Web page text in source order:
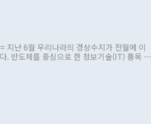
치지 않은 사안을 정책으로 추진하겠다고 공
구상'이라는 비판을 내놨다. 그동안 정 장
의를 빚은 적은 여러 번 있지만 대통령과 유
정적 입장을 표명한 것은 이례적이다. 정 장
권을 제어해야 한다는 목소리도 높아지고 있
지난 6월 우리나라의 경상수지가 전월에 이
. 반도체를 중심으로 한 정보기술(IT) 품목 수